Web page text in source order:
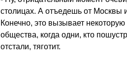
столицах. А отъедешь от Москвы
Конечно, это вызывает
общества, когда одни, кто
отстали, тяготит.